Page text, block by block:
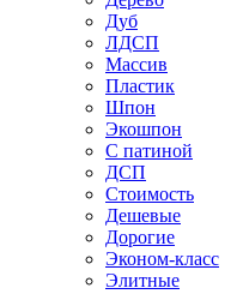
Дуб
ЛДСП
Массив
Пластик
Шпон
Экошпон
С патиной
ДСП
Стоимость
Дешевые
Дорогие
Эконом-класс
Элитные